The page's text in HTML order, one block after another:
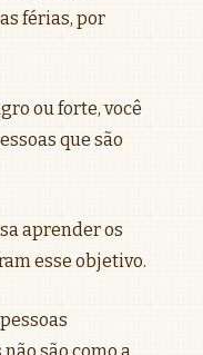
férias, por
ou forte, você
que são
aprender os
esse objetivo.